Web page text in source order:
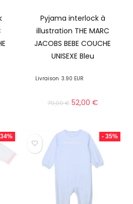
Pyjama interlock à
illustration THE MARC
JACOBS BEBE COUCHE
UNISEXE Bleu
Livraison 3.90 EUR
79,00€ 52,00 €
- 35%